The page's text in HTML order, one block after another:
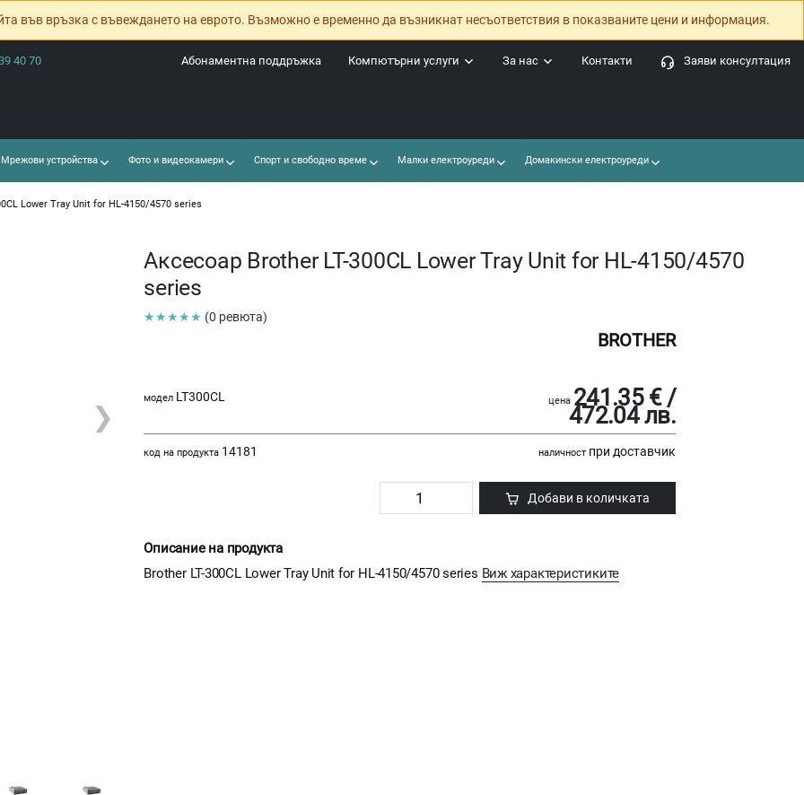
във връзка с въвеждането на еврото. Възможно е временно да възникнат несъответствия в показваните цени и информация.
40 70 Заяви консултация
Контакти
За нас
Компютърни услуги
Абонаментна поддръжка
устройства Фото и видеокамери Спорт и свободно време Малки електроуреди Домакински електроуреди
Lower Tray Unit for HL-4150/4570 series
❯
Аксесоар Brother LT-300CL Lower Tray Unit for HL-4150/4570
series
★★★★★ (0 ревюта)
BROTHER
модел LT300CL цена 241.35 € /
472.04 лв.
код на продукта 14181 наличност при доставчик
Добави в количката
Описание на продукта
Brother LT-300CL Lower Tray Unit for HL-4150/4570 series Виж характеристиките